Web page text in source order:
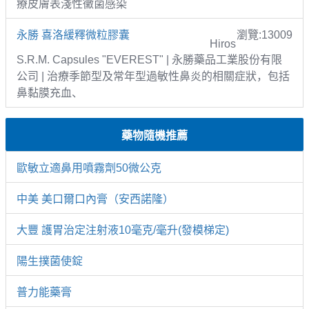
療皮膚表淺性黴菌感染
永勝 喜洛緩釋微粒膠囊 瀏覽:13009
Hiros
S.R.M. Capsules "EVEREST" | 永勝藥品工業股份有限
公司 | 治療季節型及常年型過敏性鼻炎的相關症狀，包括
鼻黏膜充血、
藥物隨機推薦
歐敏立適鼻用噴霧劑50微公克
中美 美口爾口內膏（安西諾隆）
大豐 護胃治定注射液10毫克/毫升(發模梯定)
陽生撲菌使錠
普力能藥膏